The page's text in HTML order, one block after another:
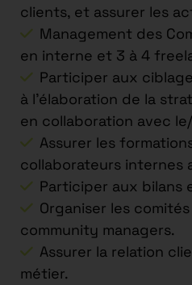
clients, et assurer les
Management des
en interne et 3 à 4
Participer aux
à l’élaboration de la
en collaboration avec
Assurer les
collaborateurs internes
Participer aux bilans
Organiser les
community managers.
Assurer la relation
métier.